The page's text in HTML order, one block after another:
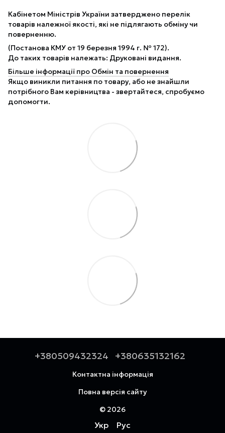
Кабінетом Міністрів України затверджено перелік
товарів належної якості, які не підлягають обміну чи
поверненню.
(Постанова КМУ от 19 березня 1994 г. № 172).
До таких товарів належать: Друковані видання.
Більше інформації про Обмін та повернення
Якщо виникли питання по товару, або не знайшли
потрібного Вам керівництва - звертайтеся, спробуємо
допомогти.
+380509432324 +380635132162
Контактна інформація
Повна версія сайту
© 2026
Укр Рус